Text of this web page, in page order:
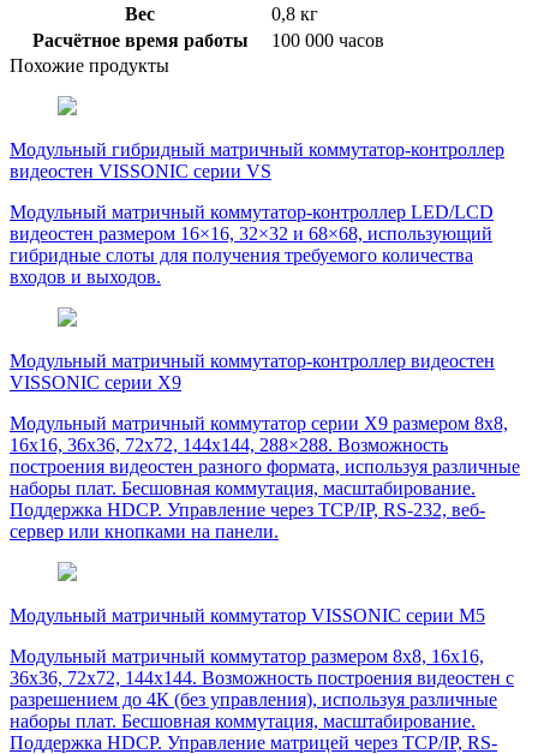
Вес
0,8 кг
Расчётное время работы
100 000 часов
Похожие продукты
Модульный гибридный матричный коммутатор-контроллер
видеостен VISSONIC серии VS
Модульный матричный коммутатор-контроллер LED/LCD
видеостен размером 16×16, 32×32 и 68×68, использующий
гибридные слоты для получения требуемого количества
входов и выходов.
Модульный матричный коммутатор-контроллер видеостен
VISSONIC серии X9
Модульный матричный коммутатор серии X9 размером 8х8,
16х16, 36х36, 72х72, 144х144, 288×288. Возможность
построения видеостен разного формата, используя различные
наборы плат. Бесшовная коммутация, масштабирование.
Поддержка HDCP. Управление через TCP/IP, RS-232, веб-
сервер или кнопками на панели.
Модульный матричный коммутатор VISSONIC серии M5
Модульный матричный коммутатор размером 8х8, 16х16,
36х36, 72х72, 144х144. Возможность построения видеостен с
разрешением до 4К (без управления), используя различные
наборы плат. Бесшовная коммутация, масштабирование.
Поддержка HDCP. Управление матрицей через TCP/IP, RS-